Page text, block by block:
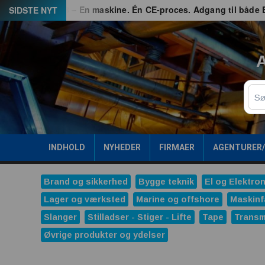
Spring
til
indhold
SIDSTE NYT
G3 – En maskine. Én CE-proces. Adgang til både EU og
Søg
INDHOLD NYHEDER FIRMAER
Brand og sikkerhed Bygge teknik El og
Lager og værksted
Marine og offshore
Slanger
Stilladser - Stiger - Lifte Tape
Øvrige produkter og ydelser